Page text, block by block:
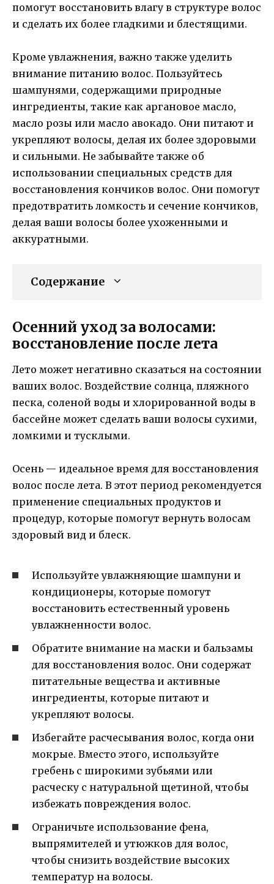
помогут восстановить влагу в структуре волос
и сделать их более гладкими и блестящими.
Кроме увлажнения, важно также уделить
внимание питанию волос. Пользуйтесь
шампунями, содержащими природные
ингредиенты, такие как аргановое масло,
масло розы или масло авокадо. Они питают и
укрепляют волосы, делая их более здоровыми
и сильными. Не забывайте также об
использовании специальных средств для
восстановления кончиков волос. Они помогут
предотвратить ломкость и сечение кончиков,
делая ваши волосы более ухоженными и
аккуратными.
Содержание
Осенний уход за волосами:
восстановление после лета
Лето может негативно сказаться на состоянии
ваших волос. Воздействие солнца, пляжного
песка, соленой воды и хлорированной воды в
бассейне может сделать ваши волосы сухими,
ломкими и тусклыми.
Осень — идеальное время для восстановления
волос после лета. В этот период рекомендуется
применение специальных продуктов и
процедур, которые помогут вернуть волосам
здоровый вид и блеск.
Используйте увлажняющие шампуни и
кондиционеры, которые помогут
восстановить естественный уровень
увлажненности волос.
Обратите внимание на маски и бальзамы
для восстановления волос. Они содержат
питательные вещества и активные
ингредиенты, которые питают и
укрепляют волосы.
Избегайте расчесывания волос, когда они
мокрые. Вместо этого, используйте
гребень с широкими зубьями или
расческу с натуральной щетиной, чтобы
избежать повреждения волос.
Ограничьте использование фена,
выпрямителей и утюжков для волос,
чтобы снизить воздействие высоких
температур на волосы.